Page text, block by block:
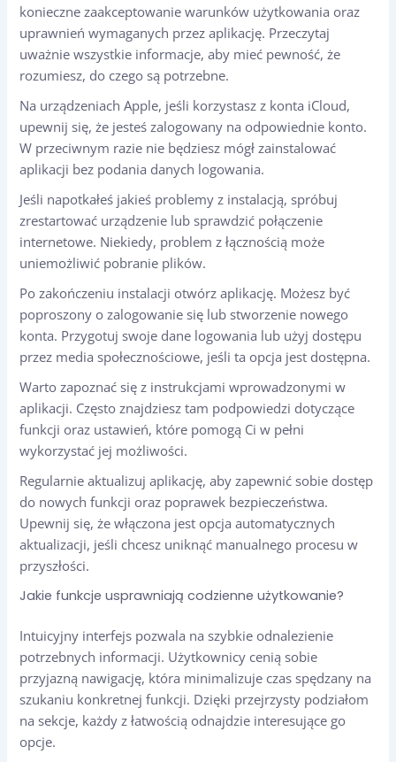
konieczne zaakceptowanie warunków użytkowania oraz
uprawnień wymaganych przez aplikację. Przeczytaj
uważnie wszystkie informacje, aby mieć pewność, że
rozumiesz, do czego są potrzebne.
Na urządzeniach Apple, jeśli korzystasz z konta iCloud,
upewnij się, że jesteś zalogowany na odpowiednie konto.
W przeciwnym razie nie będziesz mógł zainstalować
aplikacji bez podania danych logowania.
Jeśli napotkałeś jakieś problemy z instalacją, spróbuj
zrestartować urządzenie lub sprawdzić połączenie
internetowe. Niekiedy, problem z łącznością może
uniemożliwić pobranie plików.
Po zakończeniu instalacji otwórz aplikację. Możesz być
poproszony o zalogowanie się lub stworzenie nowego
konta. Przygotuj swoje dane logowania lub użyj dostępu
przez media społecznościowe, jeśli ta opcja jest dostępna.
Warto zapoznać się z instrukcjami wprowadzonymi w
aplikacji. Często znajdziesz tam podpowiedzi dotyczące
funkcji oraz ustawień, które pomogą Ci w pełni
wykorzystać jej możliwości.
Regularnie aktualizuj aplikację, aby zapewnić sobie dostęp
do nowych funkcji oraz poprawek bezpieczeństwa.
Upewnij się, że włączona jest opcja automatycznych
aktualizacji, jeśli chcesz uniknąć manualnego procesu w
przyszłości.
Jakie funkcje usprawniają codzienne użytkowanie?
Intuicyjny interfejs pozwala na szybkie odnalezienie
potrzebnych informacji. Użytkownicy cenią sobie
przyjazną nawigację, która minimalizuje czas spędzany na
szukaniu konkretnej funkcji. Dzięki przejrzysty podziałom
na sekcje, każdy z łatwością odnajdzie interesujące go
opcje.